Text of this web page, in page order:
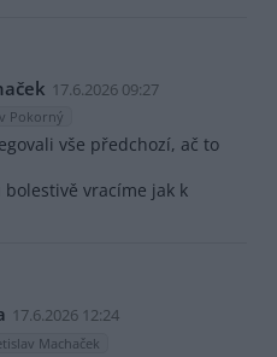
17.6.2026 09:27
Pokorný
vše předchozí, ač to
vracíme jak k
17.6.2026 12:24
Machaček